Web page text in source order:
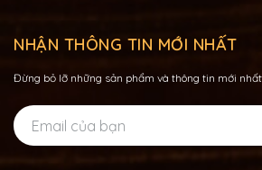
NHẬN THÔNG TIN MỚI NHẤT
Đừng bỏ lỡ những sản phẩm và thông tin mới